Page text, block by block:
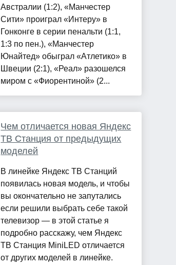
Австралии (1:2), «Манчестер
Сити» проиграл «Интеру» в
Гонконге в серии пенальти (1:1,
1:3 по пен.), «Манчестер
Юнайтед» обыграл «Атлетико» в
Швеции (2:1), «Реал» разошелся
миром с «Фиорентиной» (2...
Чем отличается новая Яндекс
ТВ Станция от предыдущих
моделей
В линейке Яндекс ТВ Станций
появилась новая модель, и чтобы
вы окончательно не запутались
если решили выбрать себе такой
телевизор — в этой статье я
подробно расскажу, чем Яндекс
ТВ Станция MiniLED отличается
от других моделей в линейке.